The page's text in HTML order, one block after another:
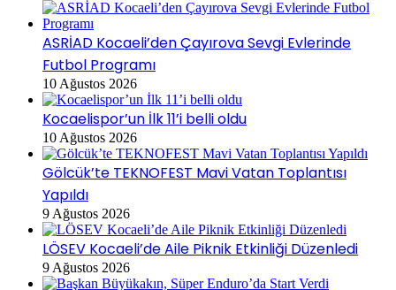
ASRİAD Kocaeli’den Çayırova Sevgi Evlerinde
Futbol Programı
10 Ağustos 2026
Kocaelispor’un İlk 11’i belli oldu
10 Ağustos 2026
Gölcük’te TEKNOFEST Mavi Vatan Toplantısı
Yapıldı
9 Ağustos 2026
LÖSEV Kocaeli’de Aile Piknik Etkinliği Düzenledi
9 Ağustos 2026